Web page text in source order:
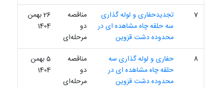
7
تجدیدحفاری و لوله گذاری
سه حلقه چاه مشاهده ای در
محدوده دشت قزوین
مناقصه
دو
مرحله‌ای
26 بهمن
1404
8
حفاری و لوله گذاری سه
حلقه چاه مشاهده ای در
محدوده دشت قزوین
مناقصه
دو
مرحله‌ای
5 بهمن
1404